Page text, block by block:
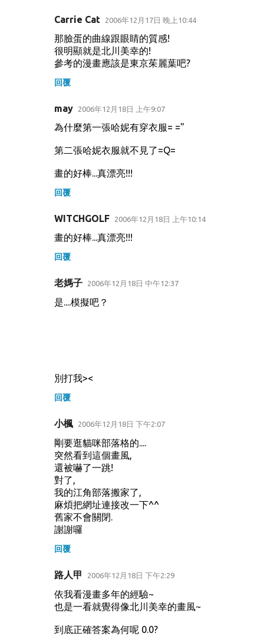
Carrie Cat 2006年12月17日 晚上10:44
那臉蛋的曲線跟眼睛的質感!
很明顯就是北川美幸的!
參考的漫畫應該是東京茱麗葉吧?
回覆
may 2006年12月18日 上午9:07
為什麼第一張哈妮有穿衣服= ="
第二張哈妮衣服就不見了=Q=
畫的好棒...真漂亮!!!
回覆
WITCHGOLF 2006年12月18日 上午10:14
畫的好棒...真漂亮!!!
回覆
老媽子 2006年12月18日 中午12:37
是....模擬吧？
別打我><
回覆
小楓 2006年12月18日 下午2:07
剛要逛貓咪部落格的....
突然看到這個畫風,
還被嚇了一跳!
對了,
我的江角部落搬家了,
麻煩把網址連接改一下^^
舊家不會關閉.
謝謝囉
回覆
路人甲 2006年12月18日 下午2:29
依我看漫畫多年的經驗~
也是一看就覺得像北川美幸的畫風~
到底正確答案為何呢 0.0?